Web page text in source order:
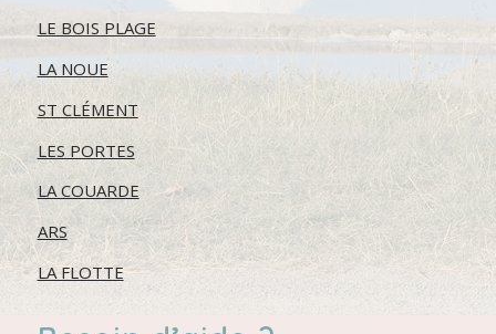
LE BOIS PLAGE
LA NOUE
ST CLÉMENT
LES PORTES
LA COUARDE
ARS
LA FLOTTE